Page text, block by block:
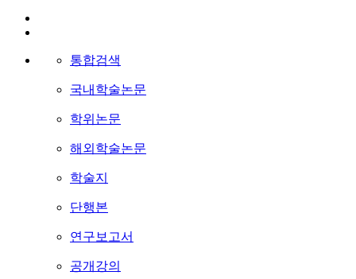
통합검색
국내학술논문
학위논문
해외학술논문
학술지
단행본
연구보고서
공개강의